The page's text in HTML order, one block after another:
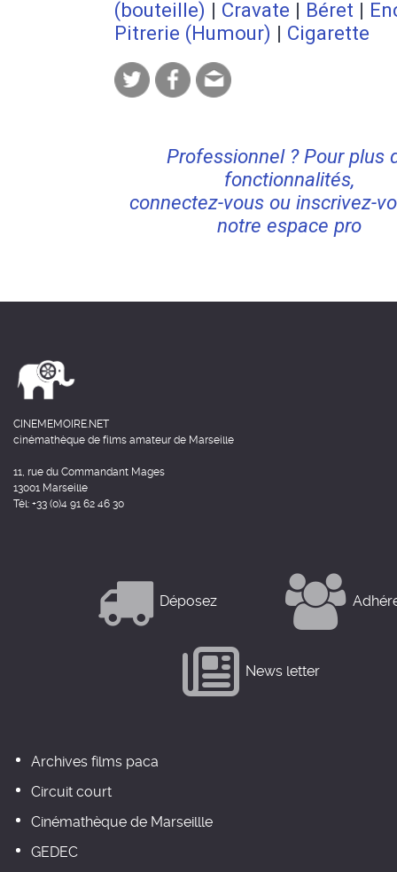
(bouteille) | Cravate | Béret |
Pitrerie (Humour) | Cigarette
Professionnel ? Pour plus
fonctionnalités,
connectez-vous ou inscrivez-
notre espace pro
CINEMEMOIRE.NET
cinémathèque de films amateur de Marseille
11, rue du Commandant Mages
13001 Marseille
Tél: +33 (0)4 91 62 46 30
Déposez
News letter
Archives films paca
Circuit court
Cinémathèque de Marseillle
GEDEC